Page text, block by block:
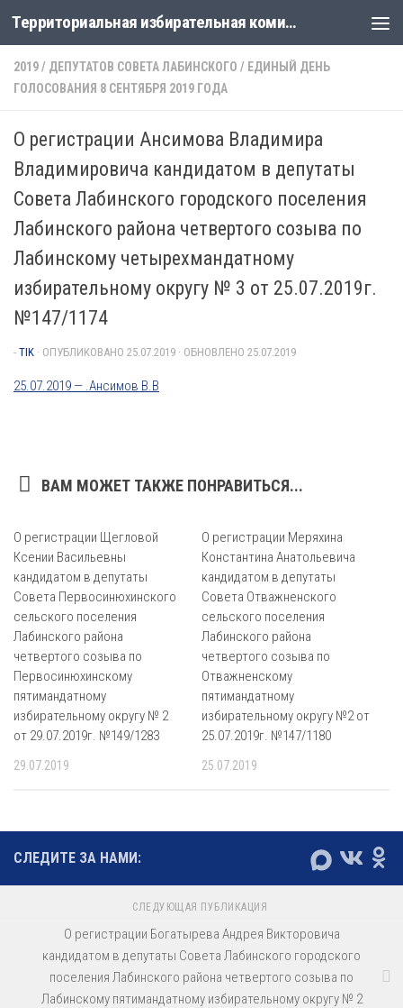
Перейти к содержимому Территориальная избирательная комиссия Лабинская
2019/ ДЕПУТАТОВ СОВЕТА ЛАБИНСКОГО / ЕДИНЫЙ ДЕНЬ
ГОЛОСОВАНИЯ 8 СЕНТЯБРЯ 2019 ГОДА
О регистрации Ансимова Владимира
Владимировича кандидатом в депутаты
Совета Лабинского городского поселения
Лабинского района четвертого созыва по
Лабинскому четырехмандатному
избирательному округу № 3 от 25.07.2019г.
№147/1174
- TIK · ОПУБЛИКОВАНО 25.07.2019 · ОБНОВЛЕНО 25.07.2019
25.07.2019 — .Ансимов В.В
ВАМ МОЖЕТ ТАКЖЕ ПОНРАВИТЬСЯ...
О регистрации Щегловой
Ксении Васильевны
кандидатом в депутаты
Совета Первосинюхинского
сельского поселения
Лабинского района
четвертого созыва по
Первосинюхинскому
пятимандатному
избирательному округу № 2
от 29.07.2019г. №149/1283
29.07.2019
О регистрации Меряхина
Константина Анатольевича
кандидатом в депутаты
Совета Отважненского
сельского поселения
Лабинского района
четвертого созыва по
Отважненскому
пятимандатному
избирательному округу №2 от
25.07.2019г. №147/1180
25.07.2019
СЛЕДИТЕ ЗА НАМИ:
СЛЕДУЮЩАЯ ПУБЛИКАЦИЯ
О регистрации Богатырева Андрея Викторовича
кандидатом в депутаты Совета Лабинского городского
поселения Лабинского района четвертого созыва по
Лабинскому пятимандатному избирательному округу № 2